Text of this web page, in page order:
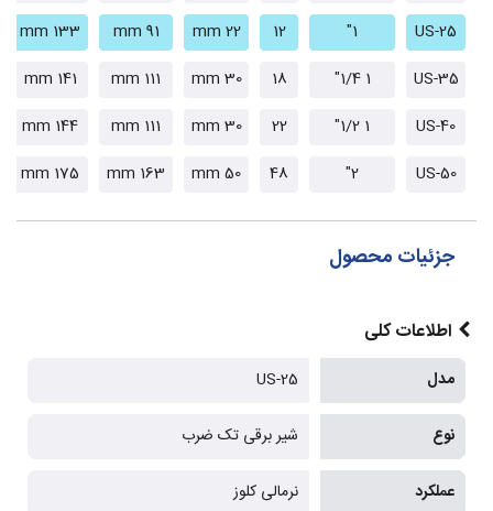
US-25
1"
12
22 mm
91 mm
133 mm
US-35
1 1/4"
18
30 mm
111 mm
141 mm
US-40
1 1/2"
22
30 mm
111 mm
144 mm
US-50
2"
48
50 mm
163 mm
175 mm
جزئیات محصول
اطلاعات کلی
مدل US-25
نوع شیر برقی تک ضرب
عملکرد نرمالی کلوز